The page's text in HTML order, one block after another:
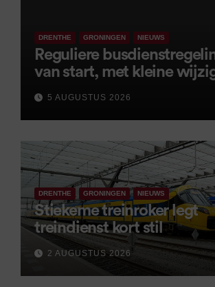
DRENTHE GRONINGEN NIEUWS
Reguliere
van start, met kleine
5 AUGUSTUS 2026
DRENTHE GRONINGEN NIEUWS
Stiekeme treinroker legt
treindienst kort stil
2 AUGUSTUS 2026